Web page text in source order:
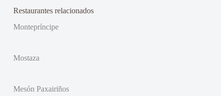
Restaurantes relacionados
Montepríncipe
Mostaza
Mesón Paxairiños